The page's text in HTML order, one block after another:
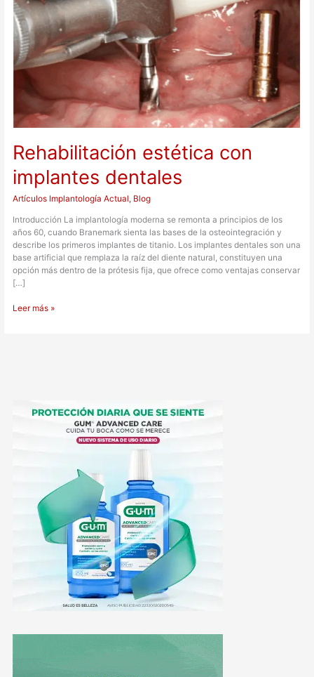
Rehabilitación estética con
implantes dentales
Artículos Implantología Actual, Blog
Introducción La implantología moderna se remonta a principios de los
años 60, cuando Branemark sienta las bases de la osteointegración y
describe los primeros implantes de titanio. Los implantes dentales son una
base artificial que remplaza la raíz del diente natural, constituyen una
opción más dentro de la prótesis fija, que ofrece como ventajas conservar
[…]
dentales
Leer más »